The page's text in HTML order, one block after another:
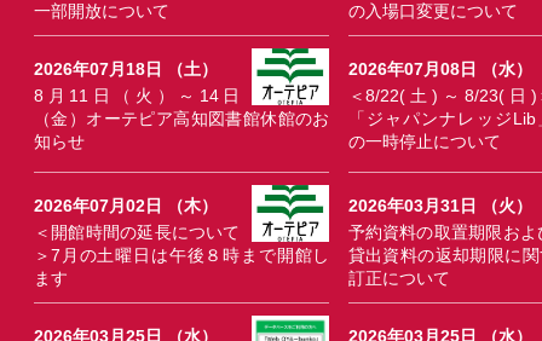
一部開放について
の入場口変更について
2026年07月18日 （土）
8月11日（火）～14日
（金）オーテピア高知図書館休館のお
知らせ
2026年07月08日 （水）
＜8/22(土)～8/23(日)
「ジャパンナレッジLib
の一時停止について
2026年07月02日 （木）
＜開館時間の延長について
＞7月の土曜日は午後８時まで開館し
ます
2026年03月31日 （火）
予約資料の取置期限およ
貸出資料の返却期限に
訂正について
2026年03月25日 （水）
2026年03月25日 （水）